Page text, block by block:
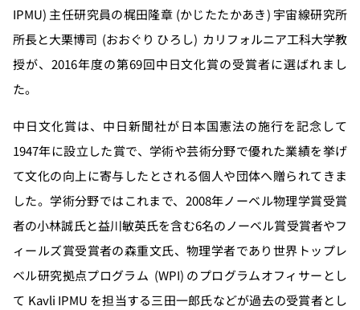
IPMU) 主任研究員の梶田隆章 (かじたたかあき) 宇宙線研究所
所長と大栗博司 (おおぐり ひろし) カリフォルニア工科大学教
授が、2016年度の第69回中日文化賞の受賞者に選ばれまし
た。
中日文化賞は、中日新聞社が日本国憲法の施行を記念して
1947年に設立した賞で、学術や芸術分野で優れた業績を挙げ
て文化の向上に寄与したとされる個人や団体へ贈られてきま
した。学術分野ではこれまで、2008年ノーベル物理学賞受賞
者の小林誠氏と益川敏英氏を含む6名のノーベル賞受賞者やフ
ィールズ賞受賞者の森重文氏、物理学者であり世界トップレ
ベル研究拠点プログラム (WPI) のプログラムオフィサーとし
て Kavli IPMU を担当する三田一郎氏などが過去の受賞者とし